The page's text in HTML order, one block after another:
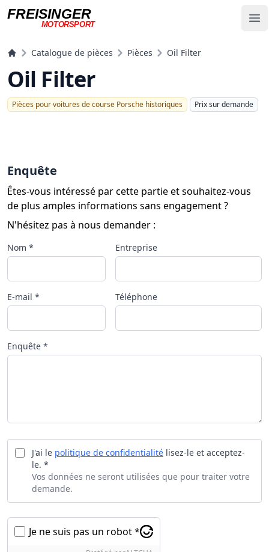
FREISINGER
MOTORSPORT
Catalogue de pièces Pièces Oil Filter
Oil Filter
Pièces pour voitures de course Porsche historiques Prix ​​sur demande
Enquête
Êtes-vous intéressé par cette partie et souhaitez-vous
de plus amples informations sans engagement ?
N'hésitez pas à nous demander :
Nom * Entreprise
E-mail * Téléphone
Enquête *
J'ai le politique de confidentialité lisez-le et acceptez-
le. *
Vos données ne seront utilisées que pour traiter votre
demande.
Je ne suis pas un robot *